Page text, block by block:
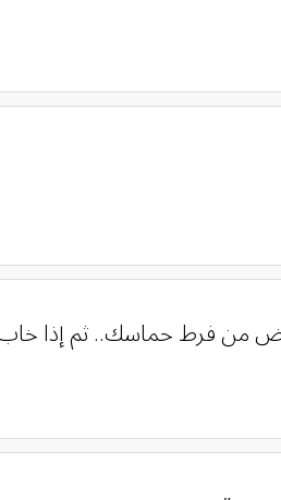
فرط حماسك.. ثم إذا خاب